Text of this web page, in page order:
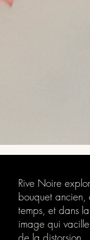
Rive Noire
bouquet ancien,
temps, et dans
image qui
de la distorsion.